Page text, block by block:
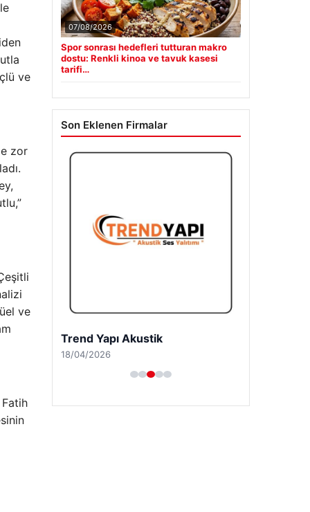
ve
zor
ve
07/08/2026
Spor sonrası hedefleri tutturan makro
dostu: Renkli kinoa ve tavuk kasesi
tarifi…
Son Eklenen Firmalar
Trend Yapı Akustik
18/04/2026